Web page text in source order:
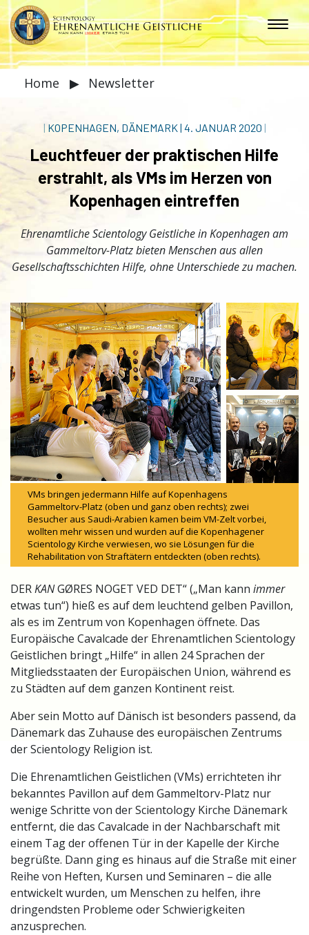
Home ▶ Newsletter
| KOPENHAGEN, DÄNEMARK| 4. JANUAR 2020 |
Leuchtfeuer der praktischen Hilfe
erstrahlt, als VMs im Herzen von
Kopenhagen eintreffen
Ehrenamtliche Scientology Geistliche in Kopenhagen am
Gammeltorv-Platz bieten Menschen aus allen
Gesellschaftsschichten Hilfe, ohne Unterschiede zu machen.
VMs bringen jedermann Hilfe auf Kopenhagens
Gammeltorv-Platz (oben und ganz oben rechts); zwei
Besucher aus Saudi-Arabien kamen beim VM-Zelt vorbei,
wollten mehr wissen und wurden auf die Kopenhagener
Scientology Kirche verwiesen, wo sie Lösungen für die
Rehabilitation von Straftätern entdeckten (oben rechts).
DERKANGØRES NOGET VED DET“ („Man kann immer
etwas tun“) hieß es auf dem leuchtend gelben Pavillon,
als es im Zentrum von Kopenhagen öffnete. Das
Europäische Cavalcade der Ehrenamtlichen Scientology
Geistlichen bringt „Hilfe“ in allen 24 Sprachen der
Mitgliedsstaaten der Europäischen Union, während es
zu Städten auf dem ganzen Kontinent reist.
Aber sein Motto auf Dänisch ist besonders passend, da
Dänemark das Zuhause des europäischen Zentrums
der Scientology Religion ist.
Die Ehrenamtlichen Geistlichen (VMs) errichteten ihr
bekanntes Pavillon auf dem Gammeltorv-Platz nur
wenige Schritte von der Scientology Kirche Dänemark
entfernt, die das Cavalcade in der Nachbarschaft mit
einem Tag der offenen Tür in der Kapelle der Kirche
begrüßte. Dann ging es hinaus auf die Straße mit einer
Reihe von Heften, Kursen und Seminaren – die alle
entwickelt wurden, um Menschen zu helfen, ihre
dringendsten Probleme oder Schwierigkeiten
anzusprechen.